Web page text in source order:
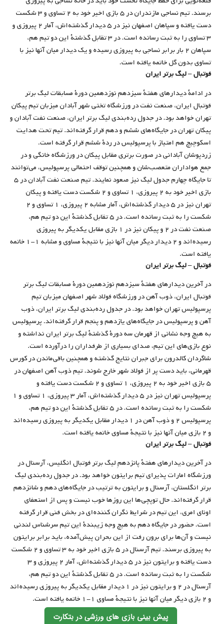
برسند. تیم نساجی مازندران در ۵ بازی اخیر خود به ۲ تساوی و ۳ شکست
دست یافته‌ و سپاهان اصفهان نیز در ۵ دیدار گذشته‌اش، آمار ۲ پیروزی و
۳ تساوی را به ثبت رسانده است. در ۳ تقابل گذشتۀ این دو تیم هم،
سپاهان ۲ بار برابر نساجی به پیروزی رسیده و یک دیدار میان آنها نیز با
تساوی بدون گل خاتمه یافته است.
فوتبال – لیگ برتر ایران
در ادامۀ دیدارهای هفتۀ سیزدهمِ نوزدهمین دورۀ مسابقات لیگ برتر
فوتبال ایران، صنعت نفت در ورزشگاه تختی شهر آبادان میزبان تیم پیکان
تهران خواهد بود. در جدول رده‌بندی لیگ برتر ایران، صنعت نفت آبادان و
پیکان تهران در جایگاه‌های ششم و دهم قرار گرفته‌اند. تیم تحت هدایت
اسکوچیچ هم امتیاز با پرسپولیس در ردۀ ششم قرار گرفته است.
زردپوشان آبادانی در صورت برتری مقابل پیکان در ورزشگاه خانگی و در
جمع هواداران متعصب‌شان و همچنین توقف احتمالی پرسپولیس، می‌توانند
تا جایگاه چهارم جدول لیگ نیز صعود نمایند. تیم صنعت نفت آبادان در ۵
بازی اخیر خود به ۲ پیروزی، ۱ تساوی و ۲ شکست دست یافته‌ و پیکان
تهران نیز در ۵ دیدار گذشته‌اش، آمار مشابه ۲ پیروزی، ۱ تساوی و ۲
شکست را به ثبت رسانده است. در ۵ تقابل گذشتۀ این دو تیم هم،
صنعت نفت در ۲ و پیکان نیز در ۱ بازی مقابل یکدیگر به پیروزی
رسیده‌اند و ۲ دیدار دیگر میان آنها نیز با نتیجۀ مساوی و مشابه ۱-۱ خاتمه
یافته است.
فوتبال – لیگ برتر ایران
در آخرین دیدارهای هفتۀ سیزدهمِ نوزدهمین دورۀ مسابقات لیگ برتر
فوتبال ایران، ذوب آهن در ورزشگاه فولاد شهر اصفهان میزبان تیم
پرسپولیس تهران خواهد بود. در جدول رده‌بندی لیگ برتر ایران، ذوب
آهن و پرسپولیس در جایگاه‌های یازدهم و پنجم قرار گرفته‌اند. پرسپولیس
به هیچ وجه نشانی از قهرمان سه دورۀ گذشتۀ لیگ برتر ایران نداشته و
نوع بازی‌های این تیم، صدای بسیاری از طرفداران را درآورده است.
شاگردان کالدرون برای جبران نتایج گذشته و همچنین باقی‌ماندن در کورس
قهرمانی، باید دست پر از فولاد شهر خارج شوند. تیم ذوب آهن اصفهان در
۵ بازی اخیر خود به ۲ پیروزی، ۱ تساوی و ۲ شکست دست یافته‌ و
پرسپولیس تهران نیز در ۵ دیدار گذشته‌اش، آمار ۳ پیروزی، ۱ تساوی و ۱
شکست را به ثبت رسانده است. در ۵ تقابل گذشتۀ این دو تیم هم،
پرسپولیس ۲ و ذوب آهن در ۱ دیدار مقابل یکدیگر به پیروزی رسیده‌اند
و ۲ بازی میان آنها نیز با نتیجۀ مساوی خاتمه یافته است.
فوتبال – لیگ برتر ایران
در آخرین دیدارهای هفتۀ پانزدهمِ لیگ برتر فوتبال انگلیس، آرسنال در
ورزشگاه امارات پذیرای تیم برایتون خواهد بود. در جدول رده‌بندی لیگ
برتر انگلستان، آرسنال و برایتون به ترتیب در جایگاه‌های دهم و شانزدهم
قرار گرفته‌اند. حال توپچی‌ها این روزها خوب نیست و پس از استعفای
اونای امری، این تیم در شرایط نگران کننده‌ای در بخش فنی قرار گرفته
است. حضور در جایگاه دهم به هیچ وجه زیبندۀ این تیم سرشناس لندنی
نیست و آن‌ها برای برون رفت از این بحران پیش‌آمده، باید برابر برایتون
به پیروزی برسند. تیم آرسنال در ۵ بازی اخیر خود به ۳ تساوی و ۲ شکست
دست یافته و برایتون نیز در ۵ دیدار گذشته‌اش، آمار ۲ پیروزی و ۳
شکست را به ثبت رسانده است. در ۵ تقابل گذشتۀ این دو تیم هم،
آرسنال در ۲ و برایتون نیز در ۱ دیدار مقابل یکدیگر به پیروزی رسیده‌اند
و ۲ بازی دیگر میان آنها نیز با نتیجۀ مساوی ۱-۱ خاتمه یافته است.
پیش بینی بازی های ورزشی در بتکارت